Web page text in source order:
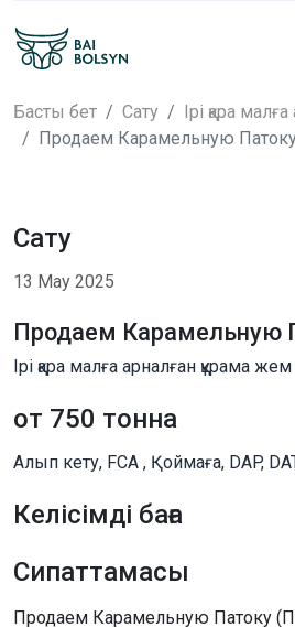
Басты бет Сату
Ірі қара
Продаем Карамельную
Сату
13 Мау 2025
Продаем Карамельную
Ірі қара малға арналған құрама жем
от 750 тонна
Алып кету, FCA , Қоймаға, DAP,
Келісімді баға
Сипаттамасы
Продаем Карамельную Патоку